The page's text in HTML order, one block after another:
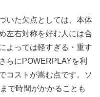
いた欠点としては、本体
左右対称を好む人には合
よっては軽すぎる・重す
らにPOWERPLAYを利
コストが嵩む点です。ソ
で時間がかかることも